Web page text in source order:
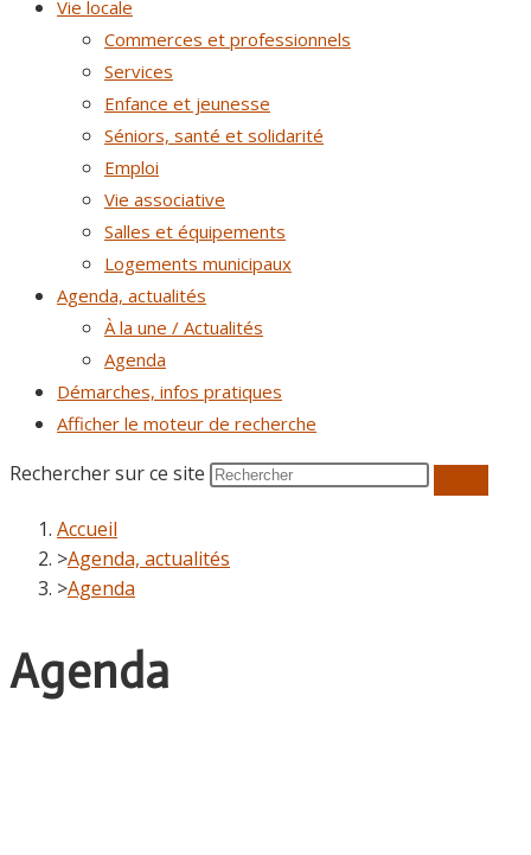
Vie locale
Commerces et professionnels
Services
Enfance et jeunesse
Séniors, santé et solidarité
Emploi
Vie associative
Salles et équipements
Logements municipaux
Agenda, actualités
À la une / Actualités
Agenda
Démarches, infos pratiques
Afficher le moteur de recherche
Rechercher sur ce site
Accueil
>Agenda, actualités
>Agenda
Agenda